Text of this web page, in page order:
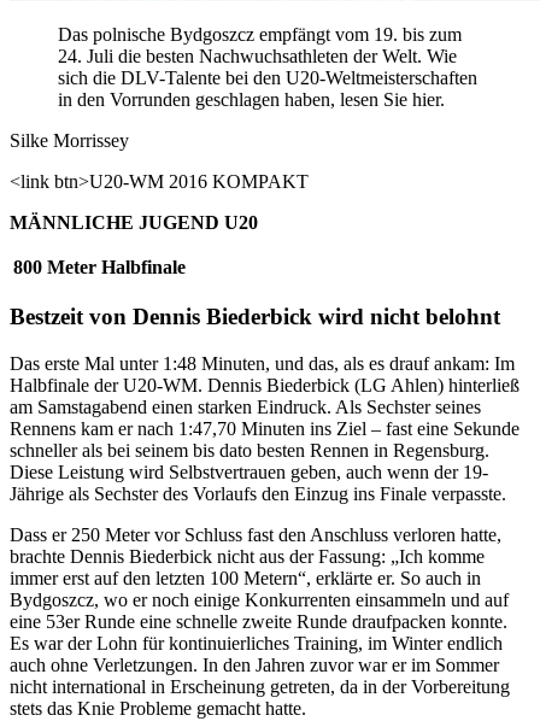
Das polnische Bydgoszcz empfängt vom 19. bis zum
24. Juli die besten Nachwuchsathleten der Welt. Wie
sich die DLV-Talente bei den U20-Weltmeisterschaften
in den Vorrunden geschlagen haben, lesen Sie hier.
Silke Morrissey
<link btn>U20-WM 2016 KOMPAKT
MÄNNLICHE JUGEND U20
800 Meter Halbfinale
Bestzeit von Dennis Biederbick wird nicht belohnt
Das erste Mal unter 1:48 Minuten, und das, als es drauf ankam: Im
Halbfinale der U20-WM. Dennis Biederbick (LG Ahlen) hinterließ
am Samstagabend einen starken Eindruck. Als Sechster seines
Rennens kam er nach 1:47,70 Minuten ins Ziel – fast eine Sekunde
schneller als bei seinem bis dato besten Rennen in Regensburg.
Diese Leistung wird Selbstvertrauen geben, auch wenn der 19-
Jährige als Sechster des Vorlaufs den Einzug ins Finale verpasste.
Dass er 250 Meter vor Schluss fast den Anschluss verloren hatte,
brachte Dennis Biederbick nicht aus der Fassung: „Ich komme
immer erst auf den letzten 100 Metern“, erklärte er. So auch in
Bydgoszcz, wo er noch einige Konkurrenten einsammeln und auf
eine 53er Runde eine schnelle zweite Runde draufpacken konnte.
Es war der Lohn für kontinuierliches Training, im Winter endlich
auch ohne Verletzungen. In den Jahren zuvor war er im Sommer
nicht international in Erscheinung getreten, da in der Vorbereitung
stets das Knie Probleme gemacht hatte.